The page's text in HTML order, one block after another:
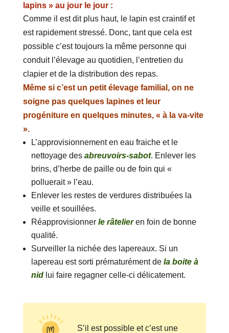
lapins » au jour le jour :
Comme il est dit plus haut, le lapin est craintif et
est rapidement stressé. Donc, tant que cela est
possible c’est toujours la même personne qui
conduit l’élevage au quotidien, l’entretien du
clapier et de la distribution des repas.
Même si c’est un petit élevage familial, on ne
soigne pas quelques lapines et leur
progéniture en quelques minutes, « à la va-vite
».
L’approvisionnement en eau fraiche et le
nettoyage des abreuvoirs-sabot. Enlever les
brins, d’herbe de paille ou de foin qui «
polluerait » l’eau.
Enlever les restes de verdures distribuées la
veille et souillées.
Réapprovisionner le râtelieren foin de bonne
qualité.
Surveiller la nichée des lapereaux. Si un
lapereau est sorti prématurément de la boite à
nidlui faire regagner celle-ci délicatement.
S’il est possible et c’est une